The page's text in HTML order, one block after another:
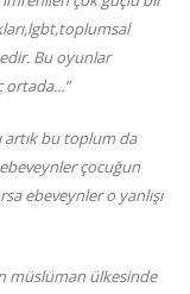
Bu oyunlar
artık bu toplum da
çocuğun
ebeveynler o yanlışı
müslüman ülkesinde